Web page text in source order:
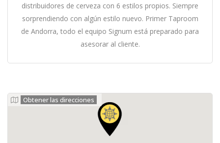
distribuidores de cerveza con 6 estilos propios. Siempre
sorprendiendo con algún estilo nuevo. Primer Taproom
de Andorra, todo el equipo Signum está preparado para
asesorar al cliente.
Obtener las direcciones